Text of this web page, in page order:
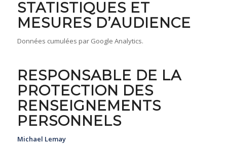
STATISTIQUES ET
MESURES D’AUDIENCE
Données cumulées par Google Analytics.
RESPONSABLE DE LA
PROTECTION DES
RENSEIGNEMENTS
PERSONNELS
Michael Lemay